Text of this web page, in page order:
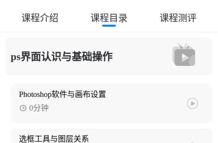
课程介绍 课程目录 课程测评
ps界面认识与基础操作
Photoshop软件与画布设置
0分钟
选框工具与图层关系